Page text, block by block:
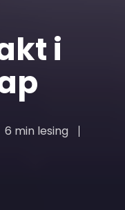
i
6 min lesing